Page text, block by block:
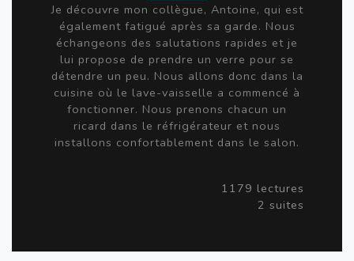
Je découvre mon collègue, Antoine, qui est
également fatigué après sa garde. Nous
échangeons des salutations rapides et je
lui propose de prendre un verre pour se
détendre un peu. Nous allons donc dans la
cuisine où le lave-vaisselle a commencé à
fonctionner. Nous prenons chacun un
ricard dans le réfrigérateur et nous
installons confortablement dans le salon.
1179 lectures
2 suites